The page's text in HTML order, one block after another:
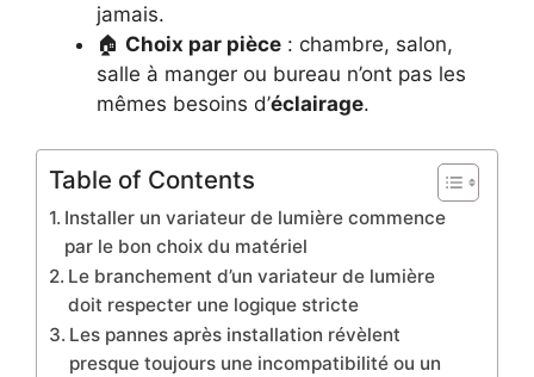
jamais.
🏠 Choix par pièce : chambre, salon,
salle à manger ou bureau n’ont pas les
mêmes besoins d’éclairage.
Table of Contents
Installer un variateur de lumière commence
par le bon choix du matériel
Le branchement d’un variateur de lumière
doit respecter une logique stricte
Les pannes après installation révèlent
presque toujours une incompatibilité ou un